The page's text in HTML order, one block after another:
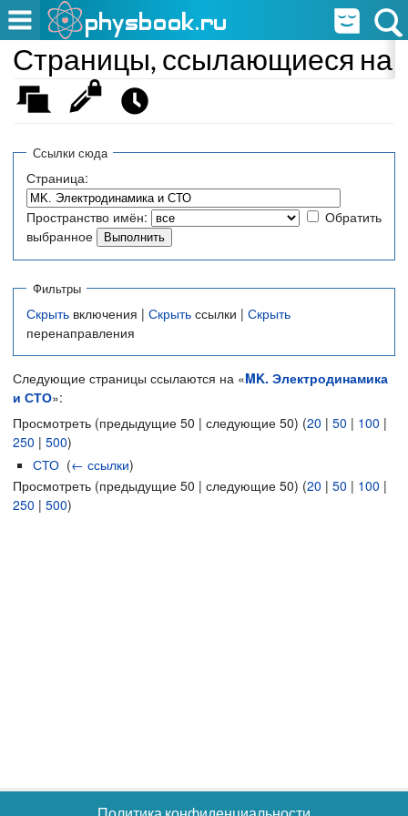
Страницы, ссылающиеся на
Ссылки сюда
Страница:
Пространство имён:
Обратить
выбранное
Фильтры
Скрыть включения | Скрыть ссылки | Скрыть
перенаправления
Следующие страницы ссылаются на «MK. Электродинамика
и СТО»:
Просмотреть (предыдущие 50 | следующие 50) (20 | 50 | 100 |
250 | 500)
СТО (← ссылки)
Просмотреть (предыдущие 50 | следующие 50) (20 | 50 | 100 |
250 | 500)
Политика конфиденциальности